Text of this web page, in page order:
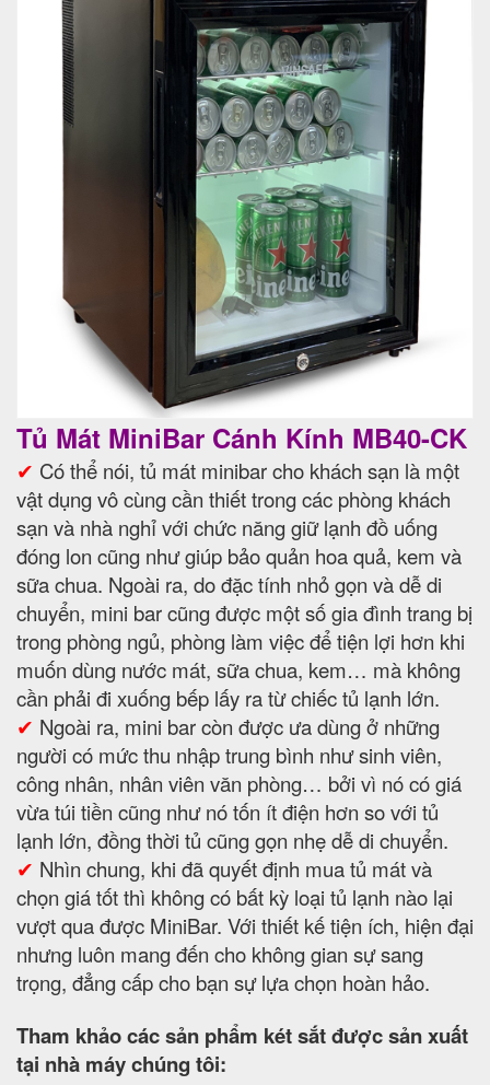
Tủ Mát MiniBar Cánh Kính MB40-CK
✔ Có thể nói, tủ mát minibar cho khách sạn là một
vật dụng vô cùng cần thiết trong các phòng khách
sạn và nhà nghỉ với chức năng giữ lạnh đồ uống
đóng lon cũng như giúp bảo quản hoa quả, kem và
sữa chua. Ngoài ra, do đặc tính nhỏ gọn và dễ di
chuyển, mini bar cũng được một số gia đình trang bị
trong phòng ngủ, phòng làm việc để tiện lợi hơn khi
muốn dùng nước mát, sữa chua, kem… mà không
cần phải đi xuống bếp lấy ra từ chiếc tủ lạnh lớn.
✔ Ngoài ra, mini bar còn được ưa dùng ở những
người có mức thu nhập trung bình như sinh viên,
công nhân, nhân viên văn phòng… bởi vì nó có giá
vừa túi tiền cũng như nó tốn ít điện hơn so với tủ
lạnh lớn, đồng thời tủ cũng gọn nhẹ dễ di chuyển.
✔ Nhìn chung, khi đã quyết định mua tủ mát và
chọn giá tốt thì không có bất kỳ loại tủ lạnh nào lại
vượt qua được MiniBar. Với thiết kế tiện ích, hiện đại
nhưng luôn mang đến cho không gian sự sang
trọng, đẳng cấp cho bạn sự lựa chọn hoàn hảo.
Tham khảo các sản phẩm két sắt được sản xuất
tại nhà máy chúng tôi: